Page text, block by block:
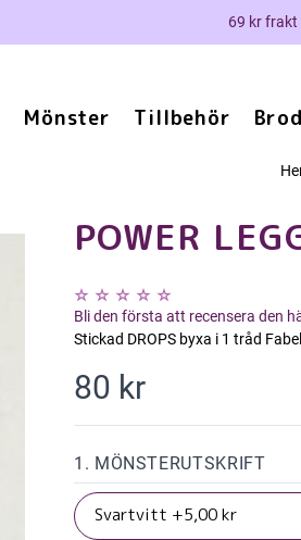
69 kr
Mönster Tillbehör
POWER
Bli den första att recensera den
Stickad DROPS byxa i 1 tråd
80 kr
1. MÖNSTERUTSKRIFT